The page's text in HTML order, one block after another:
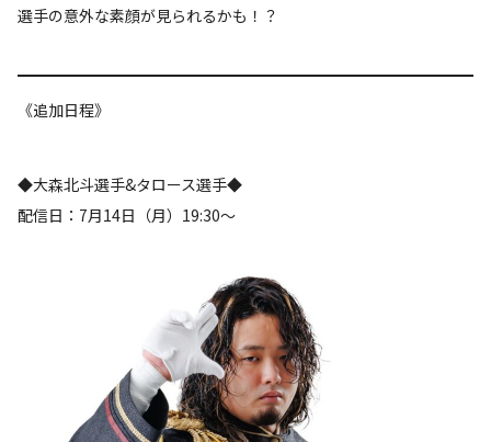
選手の意外な素顔が見られるかも！？
《追加日程》
◆大森北斗選手&タロース選手◆
配信日：7月14日（月）19:30～